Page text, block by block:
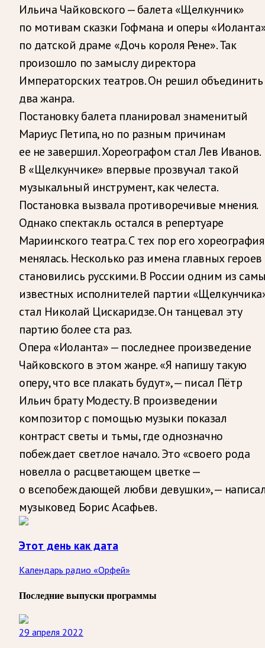
Ильича Чайковского — балета «Щелкунчик»
по мотивам сказки Гофмана и оперы
по датской драме «Дочь короля Рене». Так
произошло по замыслу директора
Императорских театров. Он решил объединить
два жанра.
Постановку балета планировал знаменитый
Мариус Петипа, но по разным причинам
ее не завершил. Хореографом стал Лев Иванов.
В «Щелкунчике» впервые прозвучал такой
музыкальный инструмент, как челеста.
Постановка вызвала противоречивые мнения.
Однако спектакль остался в репертуаре
Мариинского театра. С тех пор его хореография
менялась. Несколько раз имена главных героев
становились русскими. В России одним из
известных исполнителей партии
стал Николай Цискаридзе. Он танцевал эту
партию более ста раз.
Опера «Иоланта» — последнее произведение
Чайковского в этом жанре. «Я напишу такую
оперу, что все плакать будут», — писал Пётр
Ильич брату Модесту. В произведении
композитор с помощью музыки показал
контраст светы и тьмы, где однозначно
побеждает светлое начало. Это «своего рода
новелла о расцветающем цветке —
о всепобеждающей любви девушки», —
музыковед Борис Асафьев.
Этот день как дата
Календарь радио «Орфей»
Последние выпуски программы
29 апреля 2022